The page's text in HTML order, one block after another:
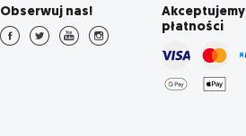
Obserwuj nas!
Akceptujemy
płatności